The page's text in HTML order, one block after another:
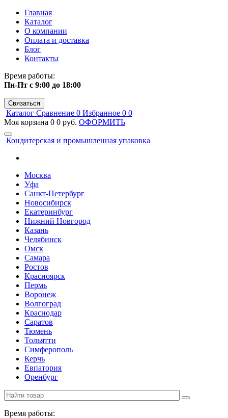
Главная
Каталог
О компании
Оплата и доставка
Блог
Контакты
Время работы:
Пн-Пт с 9:00 до 18:00
Связаться
Каталог Сравнение 0 Избранное 0 0
Моя корзина 0 0 руб. ОФОРМИТЬ
Кондитерская и промышленная упаковка
Москва
Уфа
Санкт-Петербург
Новосибирск
Екатеринбург
Нижний Новгород
Казань
Челябинск
Омск
Самара
Ростов
Красноярск
Пермь
Воронеж
Волгоград
Краснодар
Саратов
Тюмень
Тольятти
Симферополь
Керчь
Евпатория
Оренбург
Время работы: